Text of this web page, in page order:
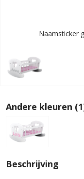
Naamsticker
Andere kleuren
Beschrijving